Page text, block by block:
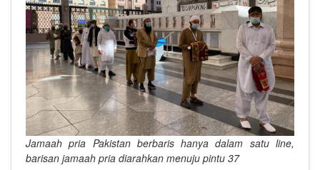
Jamaah pria Pakistan berbaris hanya dalam satu line,
barisan jamaah pria diarahkan menuju pintu 37